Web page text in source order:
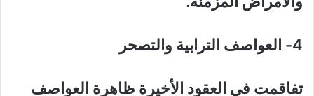
4- العواصف الترابية والتصحر
تفاقمت في العقود الأخيرة ظاهرة العواصف